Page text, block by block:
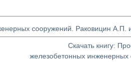
сооружений. Раковицин А.П.
Скачать книгу:
железобетонных инженерных